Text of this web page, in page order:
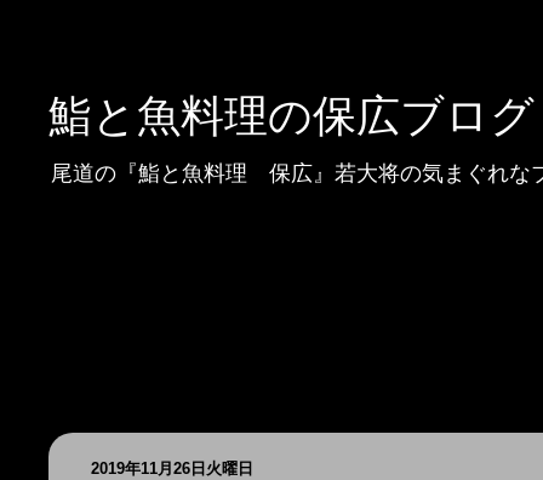
鮨と魚料理の保広ブログ
尾道の『鮨と魚料理 保広』若大将の気まぐれな
2019年11月26日火曜日